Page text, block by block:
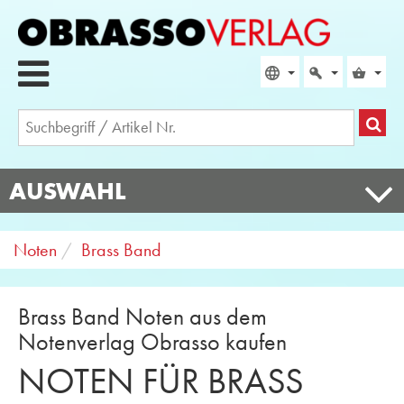
AUSWAHL
Noten Brass Band
Brass Band Noten aus dem
Notenverlag Obrasso kaufen
NOTEN FÜR BRASS